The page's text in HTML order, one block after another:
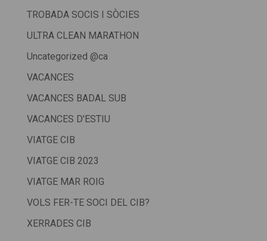
TROBADA SOCIS I SÒCIES
ULTRA CLEAN MARATHON
Uncategorized @ca
VACANCES
VACANCES BADAL SUB
VACANCES D'ESTIU
VIATGE CIB
VIATGE CIB 2023
VIATGE MAR ROIG
VOLS FER-TE SOCI DEL CIB?
XERRADES CIB